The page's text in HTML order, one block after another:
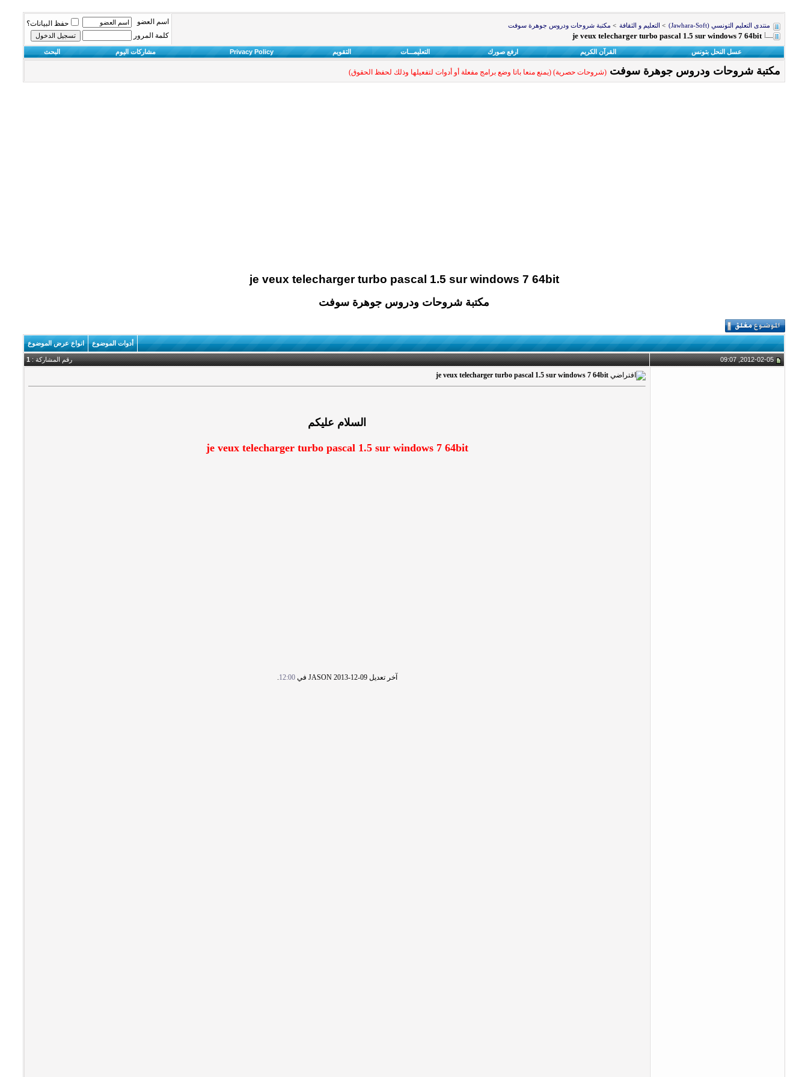
منتدى التعليم التونسي (Jawhara-Soft) > التعليم و الثقافة > مكتبة شروحات ودروس جوهرة سوفت
je veux telecharger turbo pascal 1.5 sur windows 7 64bit
اسم العضو
حفظ البيانات؟
كلمة المرور
عسل النحل بتونس القرآن الكريم ارفع صورك التعليمـــات التقويم Privacy Policy مشاركات اليوم البحث
مكتبة شروحات ودروس جوهرة سوفت (شروحات حصرية) (يمنع منعا باتا وضع برامج مفعلة أو أدوات لتفعيلها وذلك لحفظ الحقوق)
je veux telecharger turbo pascal 1.5 sur windows 7 64bit
مكتبة شروحات ودروس جوهرة سوفت
أدوات الموضوع انواع عرض الموضوع
2012-02-05, 09:07 رقم المشاركة :1
je veux telecharger turbo pascal 1.5 sur windows 7 64bit
السلام عليكم
je veux telecharger turbo pascal 1.5 sur windows 7 64bit
آخر تعديل JASON 2013-12-09 في 12:00
.